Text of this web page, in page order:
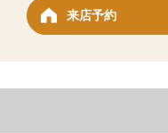
来店予約